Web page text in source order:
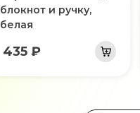
блокнот и ручку,
белая
435 ₽